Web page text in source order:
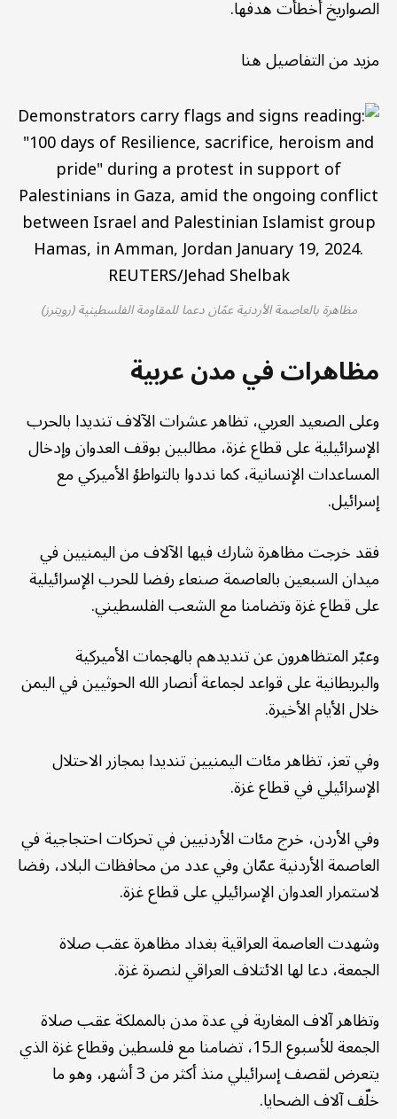
الصواريخ أخطأت هدفها.
مزيد من التفاصيل هنا
مظاهرة بالعاصمة الأردنية عمّان دعما للمقاومة الفلسطينية (رويترز)
مظاهرات في مدن عربية
وعلى الصعيد العربي، تظاهر عشرات الآلاف تنديدا بالحرب
الإسرائيلية على قطاع غزة، مطالبين بوقف العدوان وإدخال
المساعدات الإنسانية، كما نددوا بالتواطؤ الأميركي مع
إسرائيل.
فقد خرجت مظاهرة شارك فيها الآلاف من اليمنيين في
ميدان السبعين بالعاصمة صنعاء رفضا للحرب الإسرائيلية
على قطاع غزة وتضامنا مع الشعب الفلسطيني.
وعبّر المتظاهرون عن تنديدهم بالهجمات الأميركية
والبريطانية على قواعد لجماعة أنصار الله الحوثيين في اليمن
خلال الأيام الأخيرة.
وفي تعز، تظاهر مئات اليمنيين تنديدا بمجازر الاحتلال
الإسرائيلي في قطاع غزة.
وفي الأردن، خرج مئات الأردنيين في تحركات احتجاجية في
العاصمة الأردنية عمّان وفي عدد من محافظات البلاد، رفضا
لاستمرار العدوان الإسرائيلي على قطاع غزة.
وشهدت العاصمة العراقية بغداد مظاهرة عقب صلاة
الجمعة، دعا لها الائتلاف العراقي لنصرة غزة.
وتظاهر آلاف المغاربة في عدة مدن بالمملكة عقب صلاة
الجمعة للأسبوع الـ15، تضامنا مع فلسطين وقطاع غزة الذي
يتعرض لقصف إسرائيلي منذ أكثر من 3 أشهر، وهو ما
خلّف آلاف الضحايا.